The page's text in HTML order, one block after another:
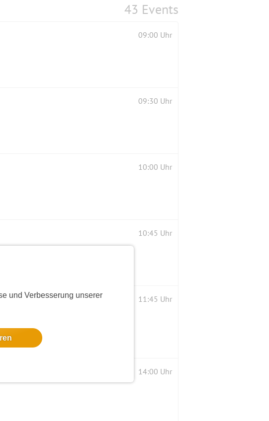
und Verbesserung unserer
43 Events
09:00 Uhr
09:30 Uhr
10:00 Uhr
10:45 Uhr
11:45 Uhr
14:00 Uhr